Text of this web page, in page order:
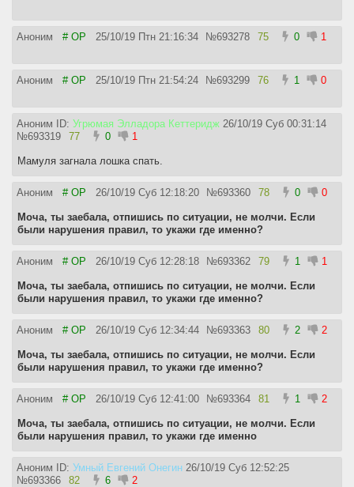
Аноним # OP 25/10/19 Птн 21:16:34 №693278 75 0 1
Аноним # OP 25/10/19 Птн 21:54:24 №693299 76 1 0
Аноним ID: Угрюмая Элладора Кеттеридж 26/10/19 Суб 00:31:14
№693319 77 0 1
Мамуля загнала лошка спать.
Аноним # OP 26/10/19 Суб 12:18:20 №693360 78 0 0
Моча, ты заебала, отпишись по ситуации, не молчи. Если
были нарушения правил, то укажи где именно?
Аноним # OP 26/10/19 Суб 12:28:18 №693362 79 1 1
Моча, ты заебала, отпишись по ситуации, не молчи. Если
были нарушения правил, то укажи где именно?
Аноним # OP 26/10/19 Суб 12:34:44 №693363 80 2 2
Моча, ты заебала, отпишись по ситуации, не молчи. Если
были нарушения правил, то укажи где именно?
Аноним # OP 26/10/19 Суб 12:41:00 №693364 81 1 2
Моча, ты заебала, отпишись по ситуации, не молчи. Если
были нарушения правил, то укажи где именно
Аноним ID: Умный Евгений Онегин 26/10/19 Суб 12:52:25
№693366 82 6 2